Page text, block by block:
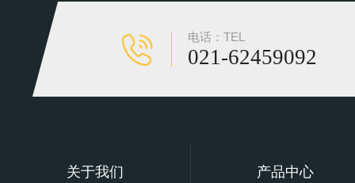
电话：TEL
021-62459092
关于我们 产品中心